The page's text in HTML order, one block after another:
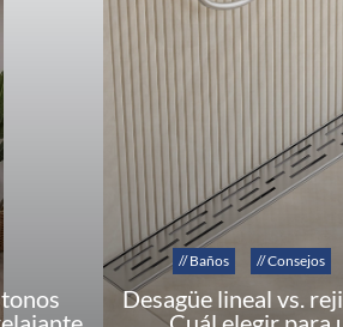
// Baños // Consejos
Desagüe lineal vs.